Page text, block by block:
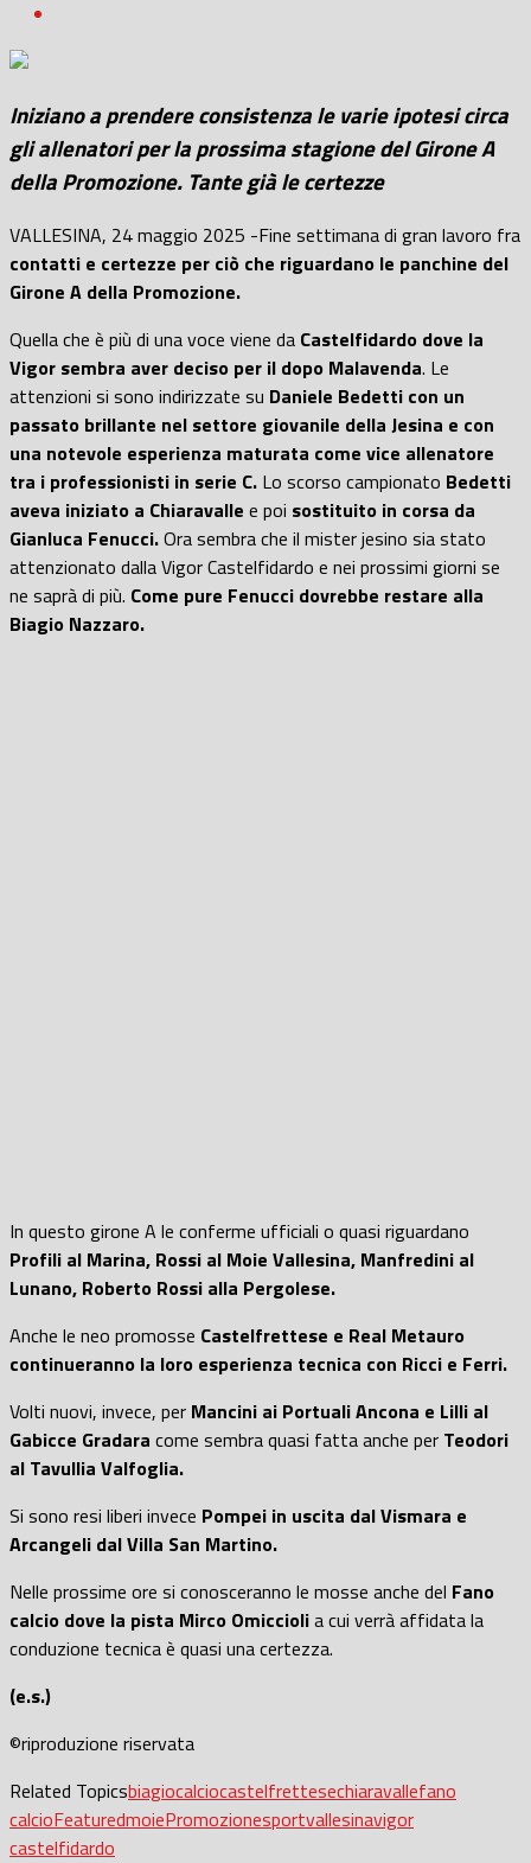
Iniziano a prendere consistenza le varie ipotesi circa
gli allenatori per la prossima stagione del Girone A
della Promozione. Tante già le certezze
VALLESINA, 24 maggio 2025 -Fine settimana di gran lavoro fra
contatti e certezze per ciò che riguardano le panchine del
Girone A della Promozione.
Quella che è più di una voce viene da Castelfidardo dove la
Vigor sembra aver deciso per il dopo Malavenda. Le
attenzioni si sono indirizzate su Daniele Bedetti con un
passato brillante nel settore giovanile della Jesina e con
una notevole esperienza maturata come vice allenatore
tra i professionisti in serie C. Lo scorso campionato Bedetti
aveva iniziato a Chiaravalle e poi sostituito in corsa da
Gianluca Fenucci.Ora sembra che il mister jesino sia stato
attenzionato dalla Vigor Castelfidardo e nei prossimi giorni se
ne saprà di più. Come pure Fenucci dovrebbe restare alla
Biagio Nazzaro.
In questo girone A le conferme ufficiali o quasi riguardano
Profili al Marina, Rossi al Moie Vallesina, Manfredini al
Lunano, Roberto Rossi alla Pergolese.
Anche le neo promosse Castelfrettese e Real Metauro
continueranno la loro esperienza tecnica con Ricci e Ferri.
Volti nuovi, invece, per Mancini ai Portuali Ancona e Lilli al
Gabicce Gradara come sembra quasi fatta anche per Teodori
al Tavullia Valfoglia.
Si sono resi liberi invece Pompei in uscita dal Vismara e
Arcangeli dal Villa San Martino.
Nelle prossime ore si conosceranno le mosse anche del Fano
calcio dove la pista Mirco Omicciolia cui verrà affidata la
conduzione tecnica è quasi una certezza.
(e.s.)
©riproduzione riservata
Related Topicsbiagiocalciocastelfrettesechiaravallefano
calcioFeaturedmoiePromozionesportvallesinavigor
castelfidardo